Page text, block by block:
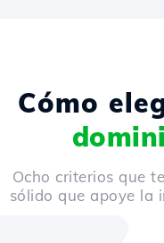
Cómo
Ocho criterios que
sólido que apoye la